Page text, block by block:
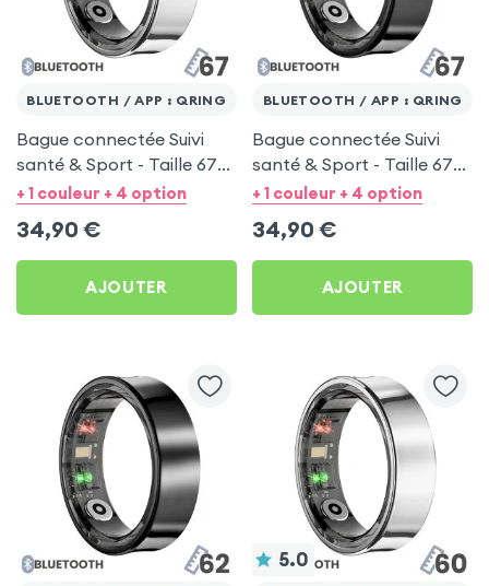
BLUETOOTH / APP : QRING
Bague connectée Suivi
santé & Sport - Taille 67
Argent
+ 1 couleur + 4 option
34,90 €
AJOUTER
BLUETOOTH / APP : QRING
Bague connectée Suivi
santé & Sport - Taille 67
Noir
+ 1 couleur + 4 option
34,90 €
AJOUTER
5.0